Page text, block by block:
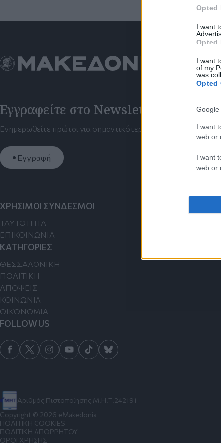
Opted
I want
Opted
I want
of my
was
Opted
Google
I want
web or
I want
web or
Εγγραφείτε στο Newsletter μας
Ενημερωθείτε πρώτοι για σημαντικότερα νέα της ημέρας
Εγγραφή
Αριθμός Πιστοποίησης Μ.Η.Τ.242191
ΧΡΗΣΙΜΟΙ ΣΥΝΔΕΣΜΟΙ
TAYTOTHTA
ΕΠΙΚΟΙΝΩΝΙΑ
ΚΑΤΗΓΟΡΙΕΣ
ΘΕΣΣΑΛΟΝΙΚΗ
ΠΟΛΙΤΙΚΗ
ΑΠΟΨΕΙΣ
ΚΟΙΝΩΝΙΑ
ΟΙΚΟΝΟΜΙΑ
FOLLOW US
Copyright © 2026 eMakedonia
ΠΟΛΙΤΙΚΗ COOKIES
ΠΟΛΙΤΙΚΗ ΑΠΟΡΡΗΤΟΥ
ΟΡΟΙ ΧΡΗΣΗΣ